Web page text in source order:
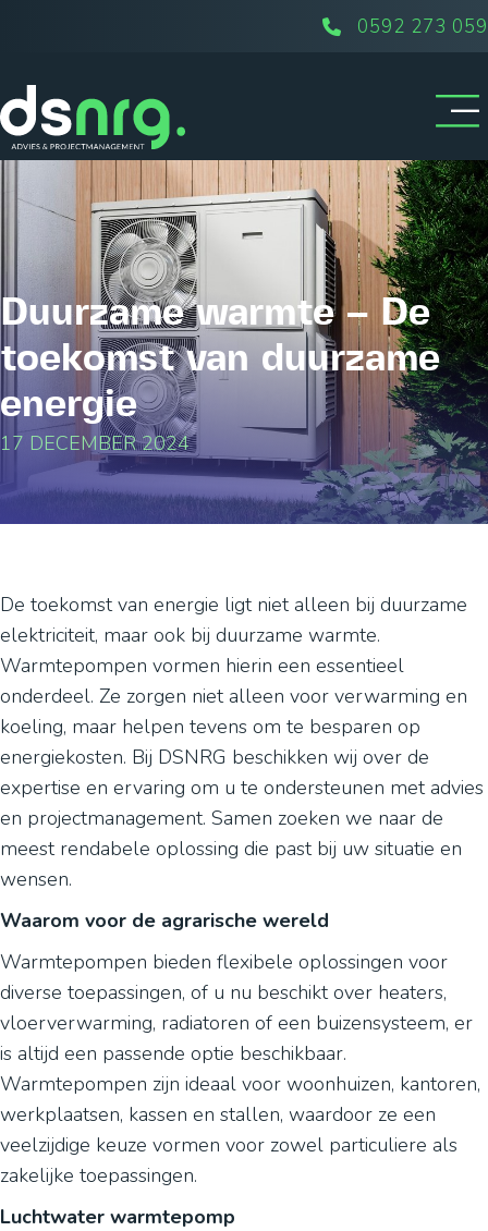
0592 273 059
Duurzame warmte – De
toekomst van duurzame
energie
17 DECEMBER 2024
De toekomst van energie ligt niet alleen bij duurzame
elektriciteit, maar ook bij duurzame warmte.
Warmtepompen vormen hierin een essentieel
onderdeel. Ze zorgen niet alleen voor verwarming en
koeling, maar helpen tevens om te besparen op
energiekosten. Bij DSNRG beschikken wij over de
expertise en ervaring om u te ondersteunen met advies
en projectmanagement. Samen zoeken we naar de
meest rendabele oplossing die past bij uw situatie en
wensen.
Waarom voor de agrarische wereld
Warmtepompen bieden flexibele oplossingen voor
diverse toepassingen, of u nu beschikt over heaters,
vloerverwarming, radiatoren of een buizensysteem, er
is altijd een passende optie beschikbaar.
Warmtepompen zijn ideaal voor woonhuizen, kantoren,
werkplaatsen, kassen en stallen, waardoor ze een
veelzijdige keuze vormen voor zowel particuliere als
zakelijke toepassingen.
Luchtwater warmtepomp